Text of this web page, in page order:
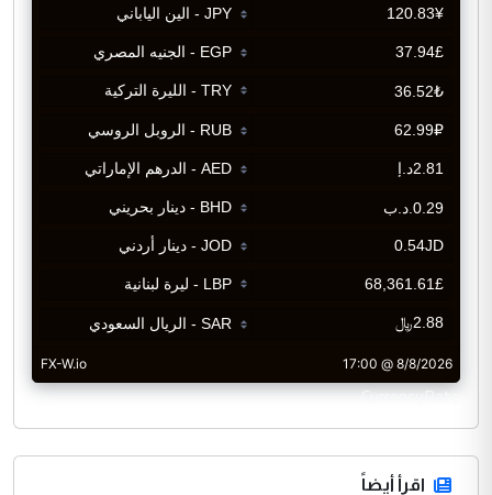
CurrencyRate
اقرأ أيضاً